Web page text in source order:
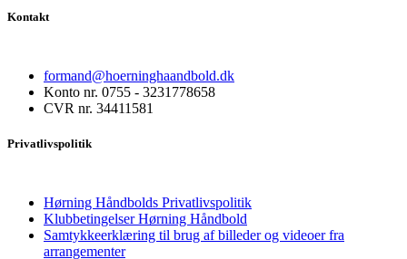
Kontakt
formand@hoerninghaandbold.dk
Konto nr. 0755 - 3231778658
CVR nr. 34411581
Privatlivspolitik
Hørning Håndbolds Privatlivspolitik
Klubbetingelser Hørning Håndbold
Samtykkeerklæring til brug af billeder og videoer fra
arrangementer